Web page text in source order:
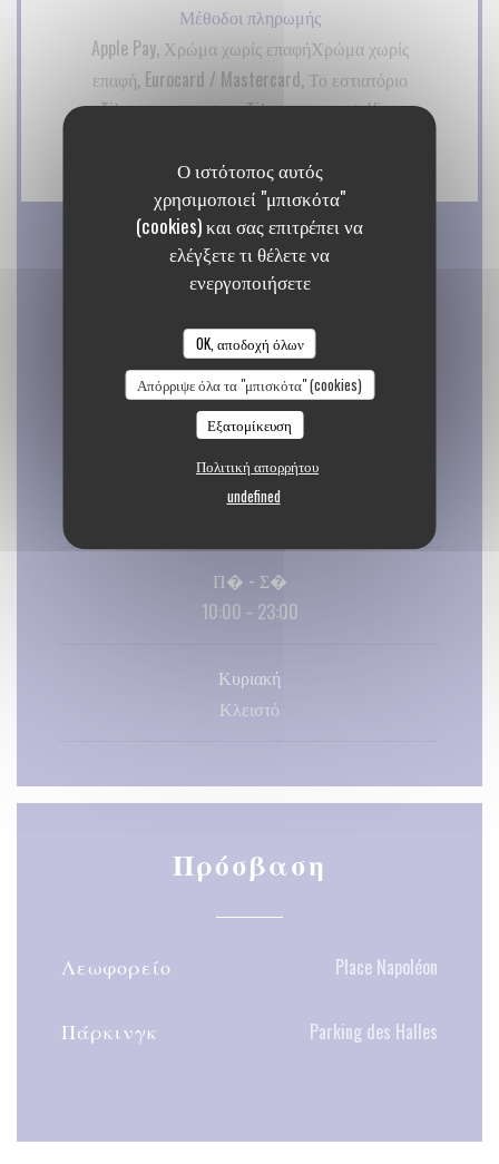
Ο ιστότοπος αυτός
χρησιμοποιεί "μπισκότα"
(cookies) και σας επιτρέπει να
ελέγξετε τι θέλετε να
ενεργοποιήσετε
OK, αποδοχή όλων
Απόρριψε όλα τα "μπισκότα" (cookies)
Εξατομίκευση
Πολιτική απορρήτου
undefined
Μέθοδοι πληρωμής
Apple Pay, Χρώμα χωρίς επαφήΧρώμα χωρίς
επαφή, Eurocard / Mastercard, Το εστιατόριο
TitresΤο εστιατόριο Titres, Μετρητά, Visa,
Ώρες λειτουργίας
Δευτέρα
Κλειστό
Τ�-Τ�
Π� - Σ�
10:00 - 23:00
Κυριακή
Κλειστό
Πρόσβαση
Λεωφορείο Place Napoléon
Πάρκινγκ Parking des Halles